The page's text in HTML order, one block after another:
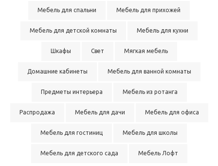
Мебель для спальни Мебель для прихожей
Мебель для детской комнаты Мебель для кухни
Шкафы Свет Мягкая мебель
Домашние кабинеты Мебель для ванной комнаты
Предметы интерьера Мебель из ротанга
Распродажа Мебель для дачи Мебель для офиса
Мебель для гостиниц Мебель для школы
Мебель для детского сада Мебель Лофт